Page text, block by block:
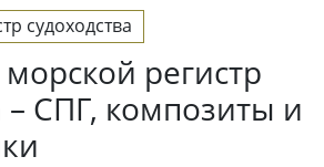
судоходства
регистр
– СПГ, композиты и